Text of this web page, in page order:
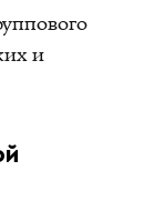
и